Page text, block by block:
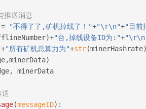
推送消息
"不得了了,矿机掉线了！"+"\r\n"+"目前
"台,掉线设备ID为:"+
+"所有矿机总算力为"+str
minerData
送
(messageID):